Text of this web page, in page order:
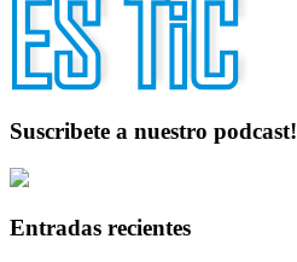
Suscribete a nuestro podcast!
Entradas recientes